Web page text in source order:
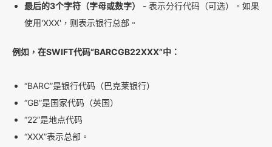
最后的3个字符（字母或数字）
- 表示分行代码（可选）。如果
使用'XXX'，则表示银行总部。
例如，在SWIFT代码“BARCGB22XXX”中：
“BARC”是银行代码（巴克莱银行）
“GB”是国家代码（英国）
“22”是地点代码
“XXX”表示总部。